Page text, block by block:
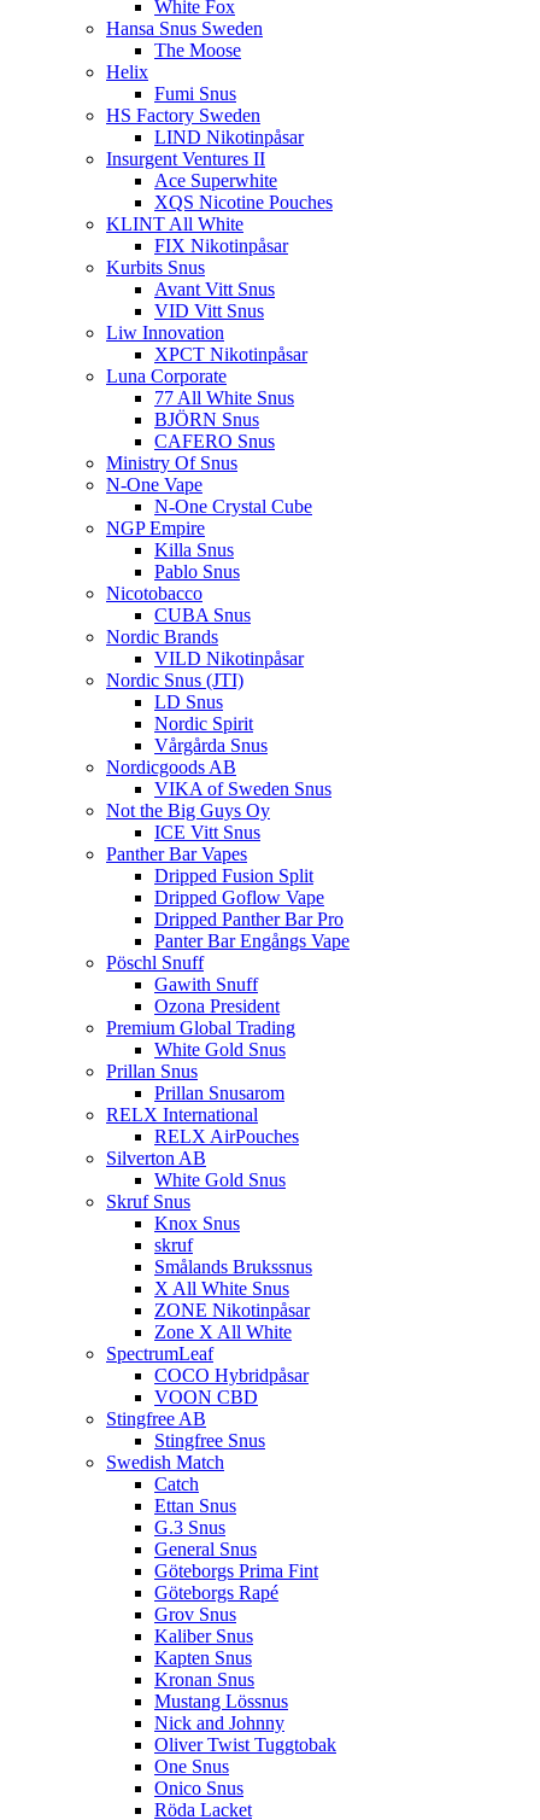
White Fox
Hansa Snus Sweden
The Moose
Helix
Fumi Snus
HS Factory Sweden
LIND Nikotinpåsar
Insurgent Ventures II
Ace Superwhite
XQS Nicotine Pouches
KLINT All White
FIX Nikotinpåsar
Kurbits Snus
Avant Vitt Snus
VID Vitt Snus
Liw Innovation
XPCT Nikotinpåsar
Luna Corporate
77 All White Snus
BJÖRN Snus
CAFERO Snus
Ministry Of Snus
N-One Vape
N-One Crystal Cube
NGP Empire
Killa Snus
Pablo Snus
Nicotobacco
CUBA Snus
Nordic Brands
VILD Nikotinpåsar
Nordic Snus (JTI)
LD Snus
Nordic Spirit
Vårgårda Snus
Nordicgoods AB
VIKA of Sweden Snus
Not the Big Guys Oy
ICE Vitt Snus
Panther Bar Vapes
Dripped Fusion Split
Dripped Goflow Vape
Dripped Panther Bar Pro
Panter Bar Engångs Vape
Pöschl Snuff
Gawith Snuff
Ozona President
Premium Global Trading
White Gold Snus
Prillan Snus
Prillan Snusarom
RELX International
RELX AirPouches
Silverton AB
White Gold Snus
Skruf Snus
Knox Snus
skruf
Smålands Brukssnus
X All White Snus
ZONE Nikotinpåsar
Zone X All White
SpectrumLeaf
COCO Hybridpåsar
VOON CBD
Stingfree AB
Stingfree Snus
Swedish Match
Catch
Ettan Snus
G.3 Snus
General Snus
Göteborgs Prima Fint
Göteborgs Rapé
Grov Snus
Kaliber Snus
Kapten Snus
Kronan Snus
Mustang Lössnus
Nick and Johnny
Oliver Twist Tuggtobak
One Snus
Onico Snus
Röda Lacket